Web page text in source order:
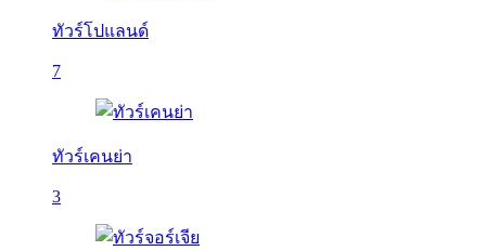
ทัวร์โปแลนด์
7
ทัวร์เคนย่า
3